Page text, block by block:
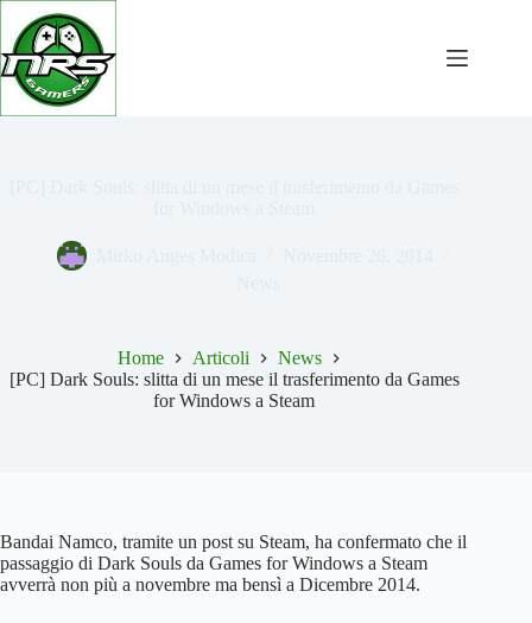
Salta
contenuto
Home Articoli
News
[PC] Dark Souls: slitta di un mese il trasferimento da Games
for Windows a Steam
Bandai Namco, tramite un post su Steam, ha confermato che il
passaggio di Dark Souls da Games for Windows a Steam
avverrà non più a novembre ma bensì a Dicembre 2014.